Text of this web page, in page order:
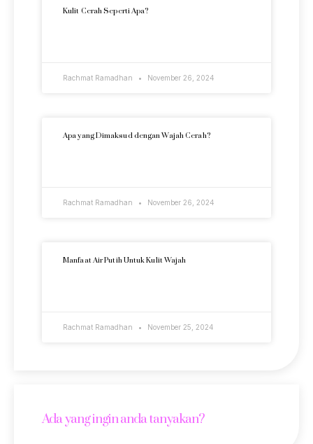
Kulit Cerah Seperti Apa?
Rachmat Ramadhan November 26, 2024
Apa yang Dimaksud dengan Wajah Cerah?
Rachmat Ramadhan November 26, 2024
Manfaat Air Putih Untuk Kulit Wajah
Rachmat Ramadhan November 25, 2024
Ada yang ingin anda tanyakan?